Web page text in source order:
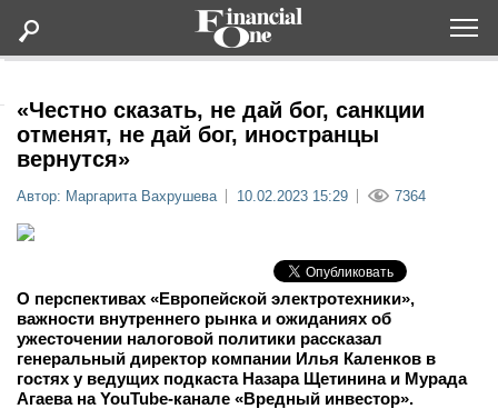
Статьи
Мероприятия
Новости
«Честно сказать, не дай бог, санкции
отменят, не дай бог, иностранцы
вернутся»
Автор: Маргарита Вахрушева 10.02.2023 15:29 7364
О перспективах «Европейской электротехники»,
важности внутреннего рынка и ожиданиях об
ужесточении налоговой политики рассказал
генеральный директор компании Илья Каленков в
гостях у ведущих подкаста Назара Щетинина и Мурада
Агаева на YouTube-канале «Вредный инвестор».